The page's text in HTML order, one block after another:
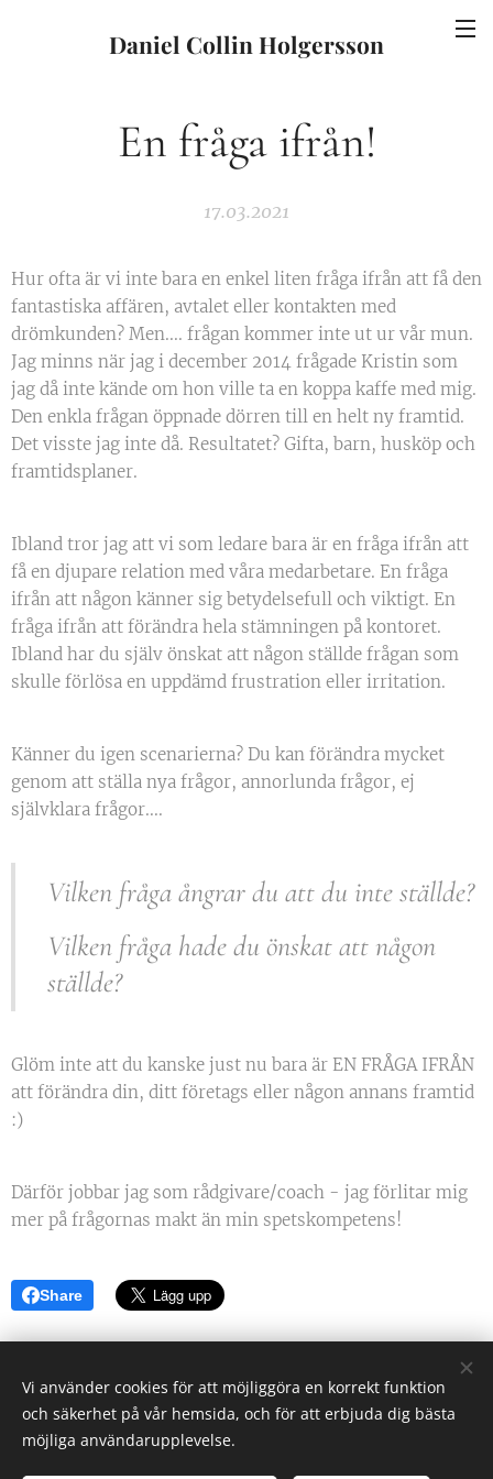
Daniel Collin Holgersson
En fråga ifrån!
17.03.2021
Hur ofta är vi inte bara en enkel liten fråga ifrån att få den
fantastiska affären, avtalet eller kontakten med
drömkunden? Men.... frågan kommer inte ut ur vår mun.
Jag minns när jag i december 2014 frågade Kristin som
jag då inte kände om hon ville ta en koppa kaffe med mig.
Den enkla frågan öppnade dörren till en helt ny framtid.
Det visste jag inte då. Resultatet? Gifta, barn, husköp och
framtidsplaner.
Ibland tror jag att vi som ledare bara är en fråga ifrån att
få en djupare relation med våra medarbetare. En fråga
ifrån att någon känner sig betydelsefull och viktigt. En
fråga ifrån att förändra hela stämningen på kontoret.
Ibland har du själv önskat att någon ställde frågan som
skulle förlösa en uppdämd frustration eller irritation.
Känner du igen scenarierna? Du kan förändra mycket
genom att ställa nya frågor, annorlunda frågor, ej
självklara frågor....
Vilken fråga ångrar du att du inte ställde?
Vilken fråga hade du önskat att någon
ställde?
Glöm inte att du kanske just nu bara är EN FRÅGA IFRÅN
att förändra din, ditt företags eller någon annans framtid
:)
Därför jobbar jag som rådgivare/coach - jag förlitar mig
mer på frågornas makt än min spetskompetens!
Share
Daniel Collin Holgersson - Nya perspektiv!
Alla rättigheter reserverade 2021
Vi använder cookies för att möjliggöra en korrekt funktion
och säkerhet på vår hemsida, och för att erbjuda dig bästa
möjliga användarupplevelse.